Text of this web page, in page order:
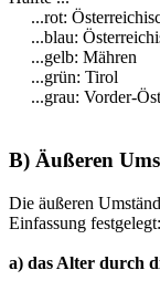
...rot:
...blau:
...gelb: Mähren
...grün: Tirol
...grau: Vorder-
B) Äußeren
Die äußeren
Einfassung festgelegt:
a) das Alter durch